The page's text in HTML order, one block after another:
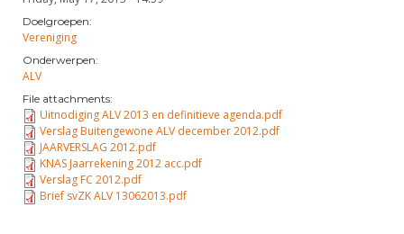
Vacatures
Bondsbureau
Medewerkers
Samenwerking
Formulieren
Rolstoelschermen
Wedstrijdkalender
KNAS Keurmerk
NK's
JPT
JEC
Internationale Titeltoernooien
Internationale aanmeldingen
Internationale opleidingen
Opleidingen
Leraar
Voor scheidsrechters
Nieuws
Scheidsrechterslijst
Doelgroepen:
Vereniging
Onderwerpen:
ALV
File attachments:
Uitnodiging ALV 2013 en definitieve agenda.pdf
Verslag Buitengewone ALV december 2012.pdf
JAARVERSLAG 2012.pdf
KNAS Jaarrekening 2012 acc.pdf
Verslag FC 2012.pdf
Brief svZK ALV 13062013.pdf